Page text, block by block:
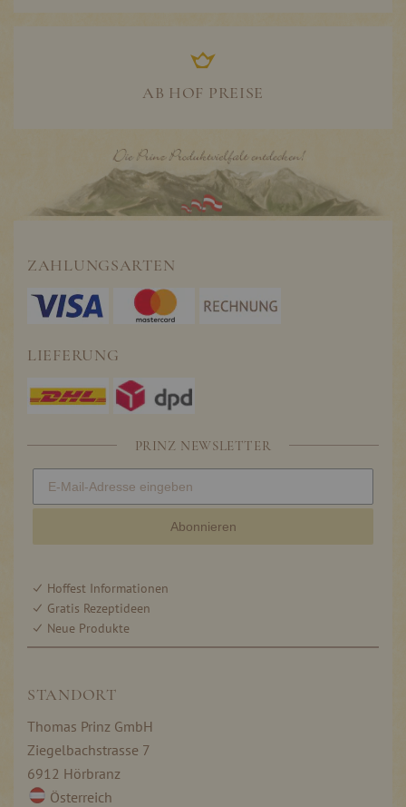
AB HOF PREISE
ZAHLUNGSARTEN
LIEFERUNG
PRINZ NEWSLETTER
Abonnieren
Hoffest Informationen
Gratis Rezeptideen
Neue Produkte
STANDORT
Thomas Prinz GmbH
Ziegelbachstrasse 7
6912 Hörbranz
Österreich